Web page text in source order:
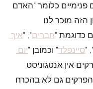
פנימיים כלומר "האדם
הזה מוכר לנו
כדוגמת "חברים", "איך
", "סיינפלד" וכמובן "יום
אין אנטגוניסט
גם לא בהכרח